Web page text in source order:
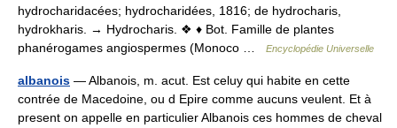
hydrocharidacées; hydrocharidées, 1816; de hydrocharis,
hydrokharis. → Hydrocharis. ❖ ♦ Bot. Famille de plantes
phanérogames angiospermes (Monoco …
Encyclopédie Universelle
albanois — Albanois, m. acut. Est celuy qui habite en cette
contrée de Macedoine, ou d Epire comme aucuns veulent. Et à
present on appelle en particulier Albanois ces hommes de cheval